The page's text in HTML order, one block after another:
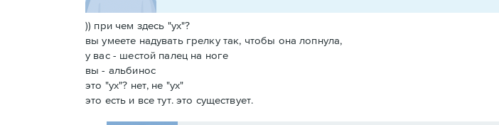
)) при чем здесь "ух"?
вы умеете надувать грелку так, чтобы она лопнула,
у вас - шестой палец на ноге
вы - альбинос
это "ух"? нет, не "ух"
это есть и все тут. это существует.